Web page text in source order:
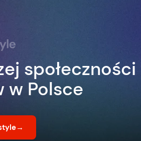
społeczności
w Polsce
→